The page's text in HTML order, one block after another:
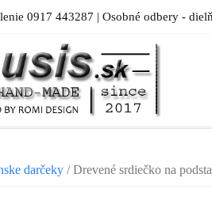
0917 443287 | Osobné odbery -
darčeky / Drevené srdiečko na